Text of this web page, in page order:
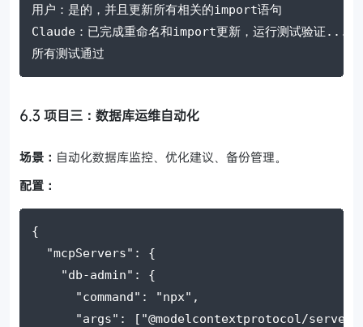
用户：是的，并且更新所有相关的import语句
Claude：已完成重命名和import更新，运行测试验证...
所有测试通过
6.3 项目三：数据库运维自动化
场景： 自动化数据库监控、优化建议、备份管理。
配置：
{
"mcpServers" : {
"db-admin" : {
"command" : "npx" ,
"args" : [ "@modelcontextprotocol/